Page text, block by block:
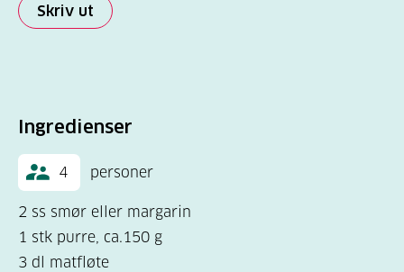
Skriv ut
Ingredienser
4 personer
2 ss smør eller margarin
1 stk purre, ca.150 g
3 dl matfløte